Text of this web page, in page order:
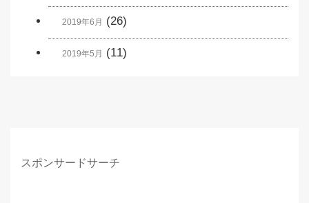
2019年6月 (26)
2019年5月 (11)
スポンサードサーチ